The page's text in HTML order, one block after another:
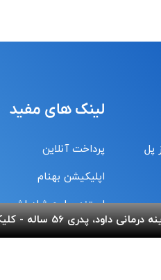
پل
لینک های مفید
پرداخت آنلاین
اپلیکیشن بهنام
استند و لوح شادباش
استند و لوح یادبود
پدری 56 ساله - کلیک کنید